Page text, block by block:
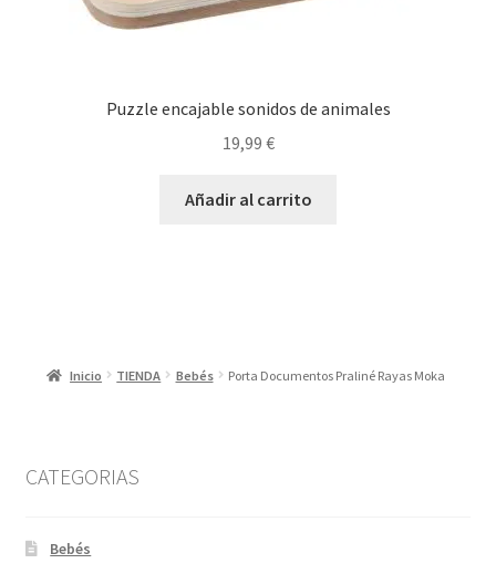
Puzzle encajable sonidos de animales
19,99 €
Añadir al carrito
Inicio TIENDA Bebés Porta Documentos Praliné Rayas Moka
CATEGORIAS
Bebés